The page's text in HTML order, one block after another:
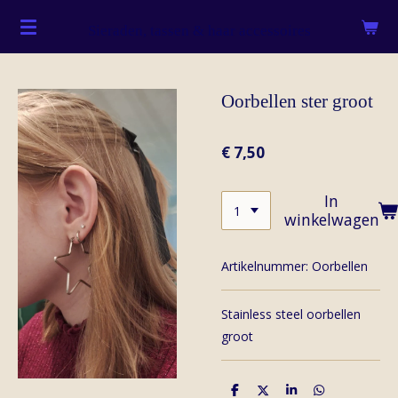
Ga
hoofdinhoud
Oorbellen ster groot
€ 7,50
In
winkelwagen
Artikelnummer: Oorbellen
Stainless steel oorbellen
groot
D
D
S
D